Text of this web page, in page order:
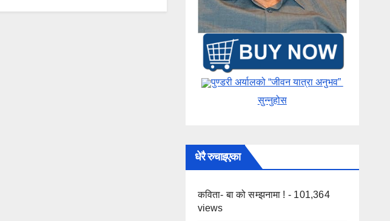
पुण्डरी अर्यालको “जीवन यात्रा अनुभव” ​
सुन्नुहोस
धेरै रुचाइएका
कविता- बा को सम्झनामा ! - 101,364
views